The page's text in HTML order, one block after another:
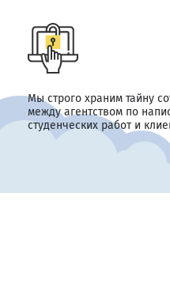
Мы строго храним тайну
между агентством по
студенческих работ и